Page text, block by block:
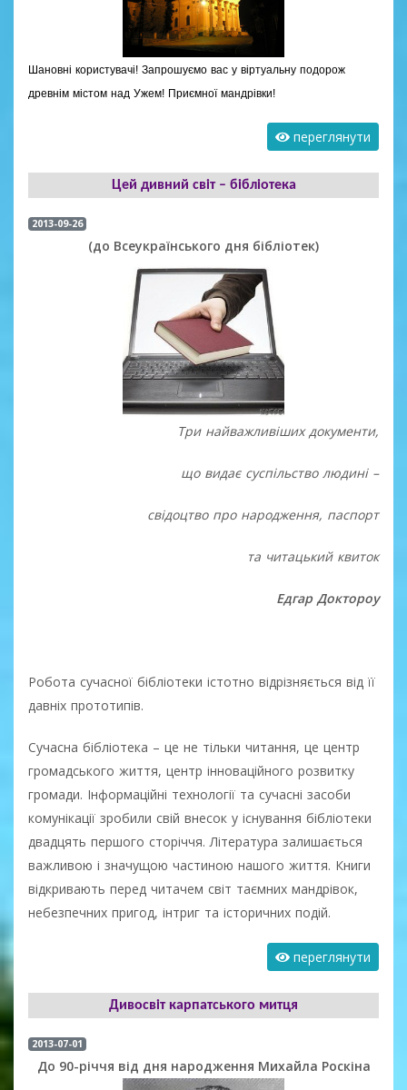
Шановні користувачі! Запрошуємо вас у віртуальну подорож
древнім містом над Ужем! Приємної мандрівки!
переглянути
Цей дивний світ – бібліотека
2013-09-26
(до Всеукраїнського дня бібліотек)
Три найважливіших документи,
що видає суспільство людині –
свідоцтво про народження, паспорт
та читацький квиток
Едгар Доктороу
Робота сучасної бібліотеки істотно відрізняється від її
давніх прототипів.
Сучасна бібліотека – це не тільки читання, це центр
громадського життя, центр інноваційного розвитку
громади. Інформаційні технології та сучасні засоби
комунікації зробили свій внесок у існування бібліотеки
двадцять першого сторіччя. Література залишається
важливою і значущою частиною нашого життя. Книги
відкривають перед читачем світ таємних мандрівок,
небезпечних пригод, інтриг та історичних подій.
переглянути
Дивосвіт карпатського митця
2013-07-01
До 90-річчя від дня народження Михайла Роскіна